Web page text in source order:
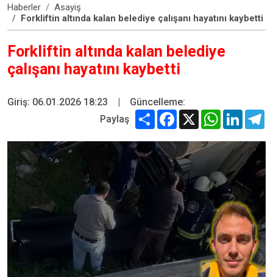
Haberler
Asayiş
Forkliftin altında kalan belediye çalışanı hayatını kaybetti
Forkliftin altında kalan belediye
çalışanı hayatını kaybetti
Giriş: 06.01.2026 18:23 |
Güncelleme:
Paylaş
Share Facebook
X WhatsApp